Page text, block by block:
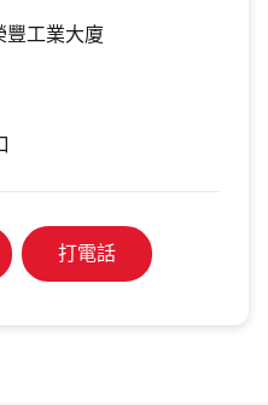
豐工業大廈
打電話